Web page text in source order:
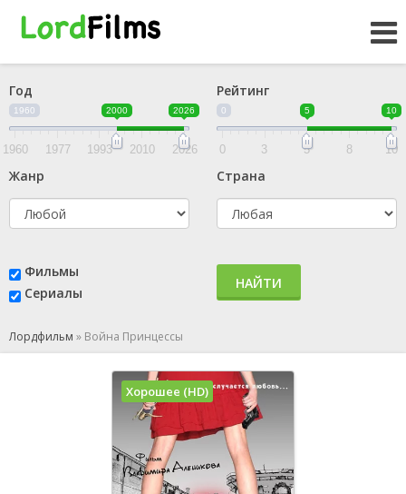
Год
1960 2000 2026
1960 1977 1993 2010 2026
Рейтинг
0 5 10
0 3 5 8 10
Жанр Страна
Фильмы
Сериалы
НАЙТИ
Лордфильм » Война Принцессы
Хорошее (HD)